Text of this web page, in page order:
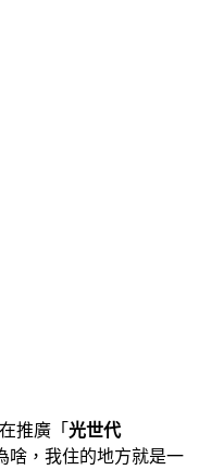
推廣「 光世代
啥，我住的地方就是一